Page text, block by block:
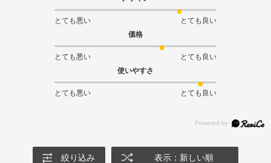
とても悪い
とても良い
価格
とても悪い
とても良い
使いやすさ
とても悪い とても良い
絞り込み 表示：新しい順